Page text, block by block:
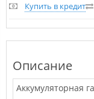
Купить в кредит
Описание
Аккумуляторная